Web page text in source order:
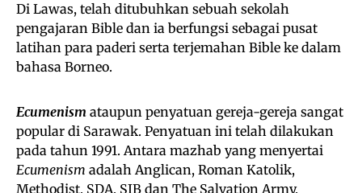
Di Lawas, telah ditubuhkan sebuah sekolah
pengajaran Bible dan ia berfungsi sebagai pusat
latihan para paderi serta terjemahan Bible ke dalam
bahasa Borneo.
Ecumenism ataupun penyatuan gereja-gereja sangat
popular di Sarawak. Penyatuan ini telah dilakukan
pada tahun 1991. Antara mazhab yang menyertai
Ecumenism adalah Anglican, Roman Katolik,
Methodist, SDA, SIB dan The Salvation Army.